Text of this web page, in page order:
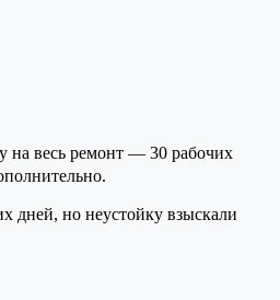
на весь ремонт — 30 рабочих
дней, но неустойку взыскали